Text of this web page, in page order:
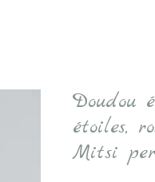
Doudou
étoiles,
Mitsi